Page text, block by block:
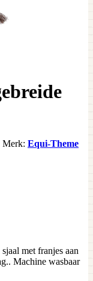
Merk: Equi-Theme
met franjes aan
Machine wasbaar